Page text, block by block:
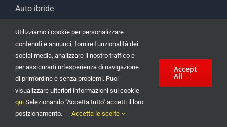
Auto ibride
Furgone professionista
Domande frequenti F.A.Q
Offerte Mensili
Approfittate dei vantaggi finanziari
Le nostre offerte mensili
Utilizziamo i cookie per personalizzare
contenuti e annunci, fornire funzionalità dei
social media, analizzare il nostro traffico e
per assicurarti un'esperienza di navigazione
di prim'ordine e senza problemi. Puoi
visualizzare ulteriori informazioni sui cookie
qui Selezionando "Accetta tutto" accetti il ​​loro
posizionamento.
Accetta le scelte
Accept
All